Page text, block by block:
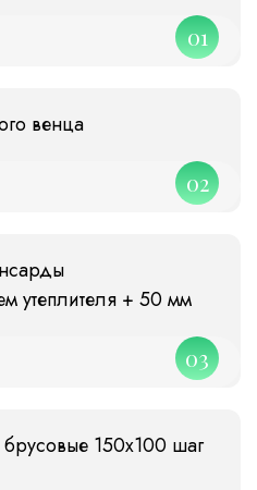
01
венца
02
утеплителя + 50 мм
03
150х100 шаг